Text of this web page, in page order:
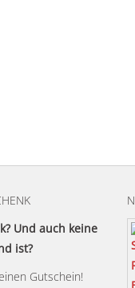
Und auch keine
ist?
Gutschein!